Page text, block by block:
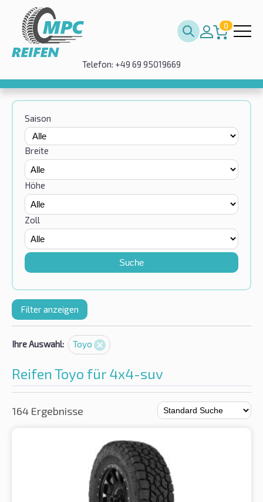
0
Telefon: +49 69 95019669
Saison
Breite
Höhe
Zoll
Suche
Filter anzeigen
Ihre Auswahl: Toyo
Reifen Toyo für 4x4-suv
164 Ergebnisse